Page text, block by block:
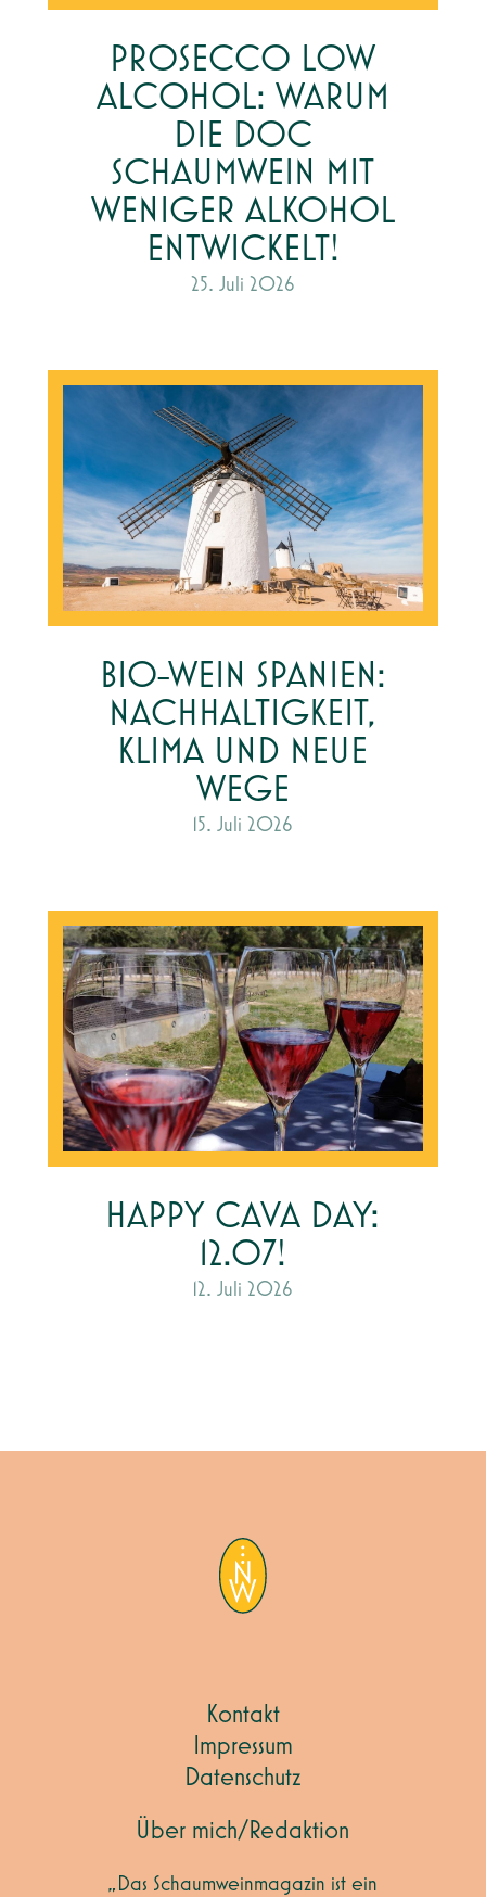
PROSECCO LOW
ALCOHOL: WARUM
DIE DOC
SCHAUMWEIN MIT
WENIGER ALKOHOL
ENTWICKELT!
25. Juli 2026
BIO-WEIN SPANIEN:
NACHHALTIGKEIT,
KLIMA UND NEUE
WEGE
15. Juli 2026
HAPPY CAVA DAY:
12.07!
12. Juli 2026
Kontakt
Impressum
Datenschutz
Über mich/Redaktion
„Das Schaumweinmagazin ist ein